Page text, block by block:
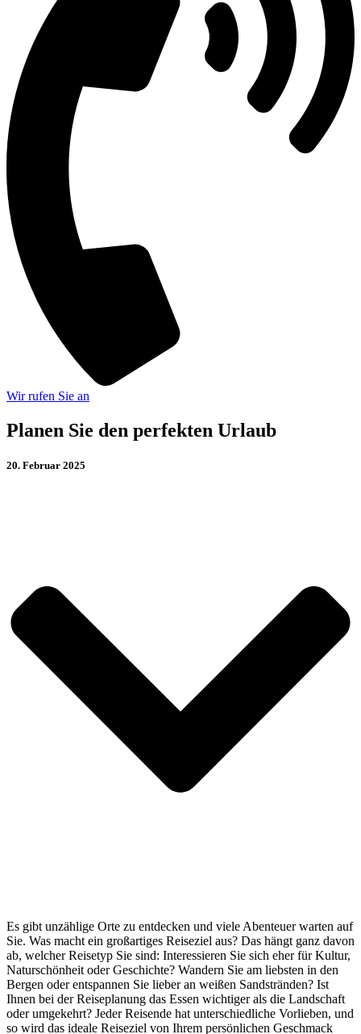
Wir rufen Sie an
Planen Sie den perfekten Urlaub
20. Februar 2025
Es gibt unzählige Orte zu entdecken und viele Abenteuer warten auf
Sie. Was macht ein großartiges Reiseziel aus? Das hängt ganz davon
ab, welcher Reisetyp Sie sind: Interessieren Sie sich eher für Kultur,
Naturschönheit oder Geschichte? Wandern Sie am liebsten in den
Bergen oder entspannen Sie lieber an weißen Sandstränden? Ist
Ihnen bei der Reiseplanung das Essen wichtiger als die Landschaft
oder umgekehrt? Jeder Reisende hat unterschiedliche Vorlieben, und
so wird das ideale Reiseziel von Ihrem persönlichen Geschmack